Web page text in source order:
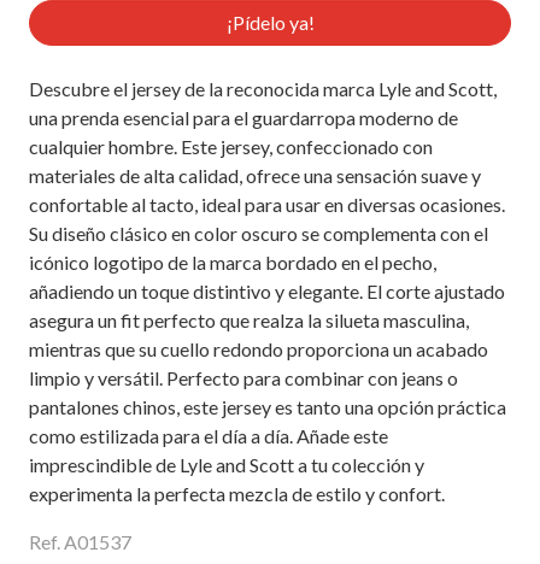
¡Pídelo ya!
Descubre el jersey de la reconocida marca Lyle and Scott,
una prenda esencial para el guardarropa moderno de
cualquier hombre. Este jersey, confeccionado con
materiales de alta calidad, ofrece una sensación suave y
confortable al tacto, ideal para usar en diversas ocasiones.
Su diseño clásico en color oscuro se complementa con el
icónico logotipo de la marca bordado en el pecho,
añadiendo un toque distintivo y elegante. El corte ajustado
asegura un fit perfecto que realza la silueta masculina,
mientras que su cuello redondo proporciona un acabado
limpio y versátil. Perfecto para combinar con jeans o
pantalones chinos, este jersey es tanto una opción práctica
como estilizada para el día a día. Añade este
imprescindible de Lyle and Scott a tu colección y
experimenta la perfecta mezcla de estilo y confort.
Ref. A01537